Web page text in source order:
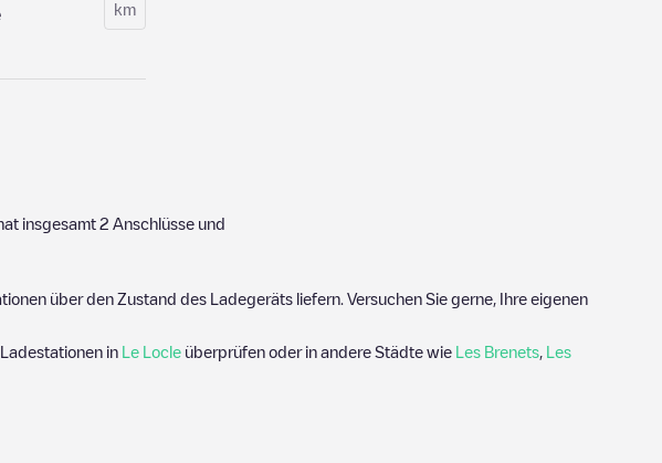
km
insgesamt 2 Anschlüsse und
über den Zustand des Ladegeräts liefern. Versuchen Sie gerne, Ihre eigenen
in Le Locle überprüfen oder in andere Städte wie Les Brenets
Les